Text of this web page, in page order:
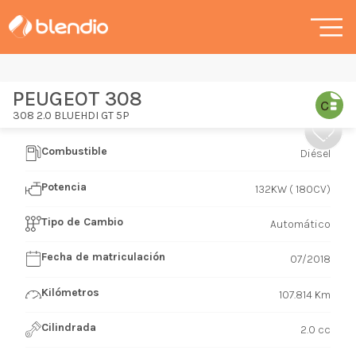
PEUGEOT 308
308 2.0 BLUEHDI GT 5P
Combustible Diésel
Potencia 132KW ( 180CV)
Tipo de Cambio Automático
Fecha de matriculación 07/2018
Kilómetros 107.814 Km
Cilindrada 2.0 cc